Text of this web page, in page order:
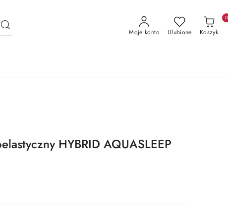
Moje konto Ulubione Koszyk
0
HYBRID AQUASLEEP